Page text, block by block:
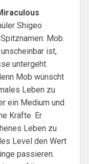
Shigeo
Mob.
ist,
untergeht.
Mob wünscht
Leben zu
ein Medium und
Kräfte. Er
Leben zu
Level den Wert
passieren.